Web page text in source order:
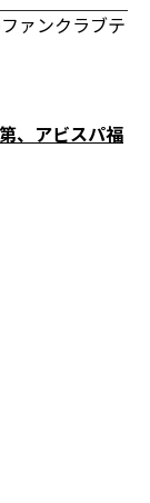
ァンクラブテ
、アビスパ福